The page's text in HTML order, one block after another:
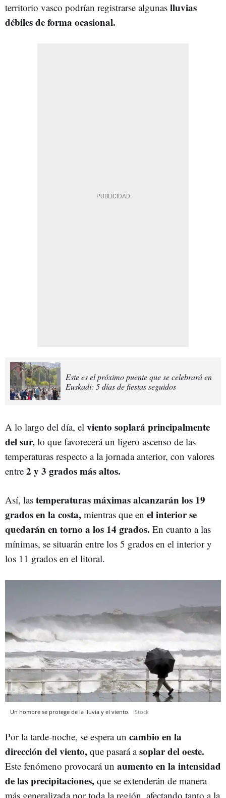
territorio vasco podrían registrarse algunas lluvias
débiles de forma ocasional.
Este es el próximo puente que se celebrará en
Euskadi: 5 días de fiestas seguidos
A lo largo del día, el viento soplará principalmente
del sur, lo que favorecerá un ligero ascenso de las
temperaturas respecto a la jornada anterior, con valores
entre 2 y 3 grados más altos.
Así, las temperaturas máximas alcanzarán los 19
grados en la costa, mientras que en el interior se
quedarán en torno a los 14 grados. En cuanto a las
mínimas, se situarán entre los 5 grados en el interior y
los 11 grados en el litoral.
Un hombre se protege de la lluvia y el viento. iStock
Por la tarde-noche, se espera un cambio en la
dirección del viento, que pasará asoplar del oeste.
Este fenómeno provocará un aumento en la intensidad
de las precipitaciones, que se extenderán de manera
más generalizada por toda la región, afectando tanto a la